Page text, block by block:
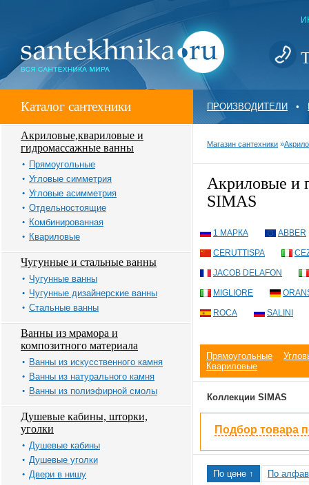
Каталог сантехники ПРОИЗВОДИТЕЛИ •
Акриловые,квариловые и
гидромассажные ванны
Прямоугольные
Угловые симметрия
Угловые асимметрия
Отдельностоящие
Комбинированная
Квариловые
Чугунные и стальные ванны
Чугунные ванны
Чугунные дизайнерские ванны
Стальные ванны
Ванны из мрамора и
композитного материала
Ванны из искусственного камня
Ванны из натурального камня
Ванны из полиэфирной смолы
Душевые кабины, шторки,
уголки
Душевые кабины
Душевые уголки
Двери в нишу
Магазин сантехники »
Акриловые
SIMAS
1 МАРКА ABBER
CERUTTISPA
JACOB DELAFON
MIGLIORE
ROCA SALINI
Прямоугольные
Квариловые
Коллекции SIMAS
Подбор товара
По цене ↑ По